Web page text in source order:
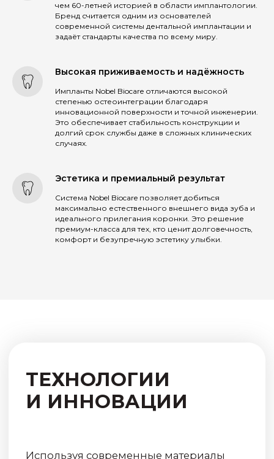
чем 60-летней историей в области имплантологии.
Бренд считается одним из основателей
современной системы дентальной имплантации и
задаёт стандарты качества по всему миру.
Высокая приживаемость и надёжность
Импланты Nobel Biocare отличаются высокой
степенью остеоинтеграции благодаря
инновационной поверхности и точной инженерии.
Это обеспечивает стабильность конструкции и
долгий срок службы даже в сложных клинических
случаях.
Эстетика и премиальный результат
Система Nobel Biocare позволяет добиться
максимально естественного внешнего вида зуба и
идеального прилегания коронки. Это решение
премиум-класса для тех, кто ценит долговечность,
комфорт и безупречную эстетику улыбки.
вписать сложное техническое оборудование в
общую минималистичную концепцию